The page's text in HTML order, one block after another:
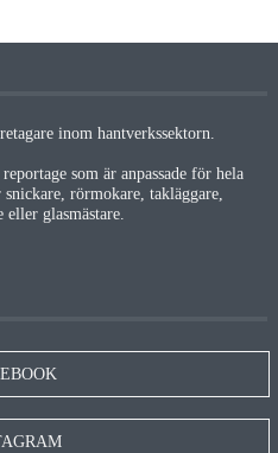
inom hantverkssektorn.
som är anpassade för hela
rörmokare, takläggare,
eller glasmästare.